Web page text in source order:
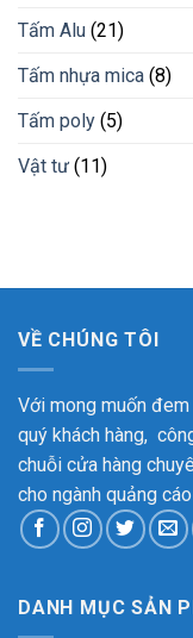
Tấm Alu (21)
Tấm nhựa mica (8)
Tấm poly (5)
Vật tư (11)
VỀ CHÚNG TÔI
Với mong muốn
quý khách hàng,
chuỗi cửa hàng
cho ngành quảng
DANH MỤC SẢN